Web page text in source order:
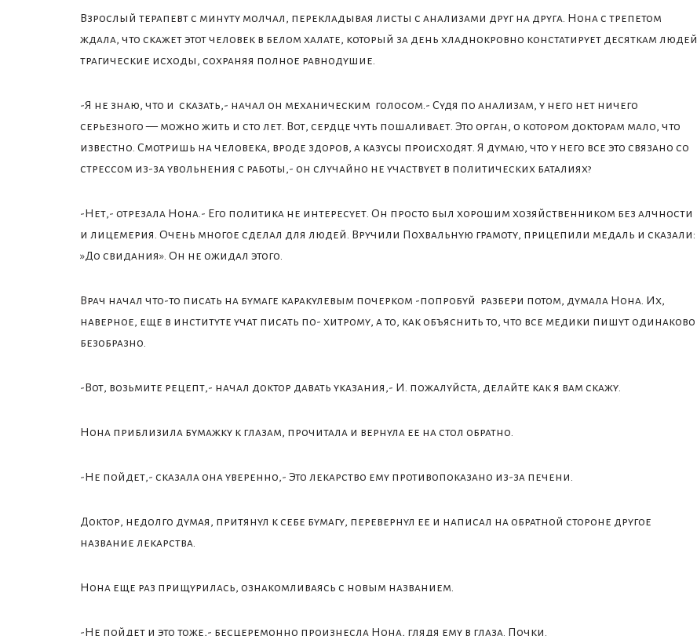
Взрослый терапевт с минуту молчал, перекладывая листы с анализами друг на друга. Нона с трепетом
ждала, что скажет этот человек в белом халате, который за день хладнокровно констатирует десяткам людей
трагические исходы, сохраняя полное равнодушие.
-Я не знаю, что и сказать,- начал он механическим голосом.- Судя по анализам, у него нет ничего
серьезного — можно жить и сто лет. Вот, сердце чуть пошаливает. Это орган, о котором докторам мало, что
известно. Смотришь на человека, вроде здоров, а казусы происходят. Я думаю, что у него все это связано со
стрессом из-за увольнения с работы,- он случайно не участвует в политических баталиях?
-Нет,- отрезала Нона.- Его политика не интересует. Он просто был хорошим хозяйственником без алчности
и лицемерия. Очень многое сделал для людей. Вручили Похвальную грамоту, прицепили медаль и сказали:
»До свидания». Он не ожидал этого.
Врач начал что-то писать на бумаге каракулевым почерком -попробуй разбери потом, думала Нона. Их,
наверное, еще в институте учат писать по- хитрому, а то, как объяснить то, что все медики пишут одинаково
безобразно.
-Вот, возьмите рецепт,- начал доктор давать указания,- И. пожалуйста, делайте как я вам скажу.
Нона приблизила бумажку к глазам, прочитала и вернула ее на стол обратно.
-Не пойдет,- сказала она уверенно,- Это лекарство ему противопоказано из-за печени.
Доктор, недолго думая, притянул к себе бумагу, перевернул ее и написал на обратной стороне другое
название лекарства.
Нона еще раз прищурилась, ознакомливаясь с новым названием.
-Не пойдет и это тоже,- бесцеремонно произнесла Нона, глядя ему в глаза. Почки.